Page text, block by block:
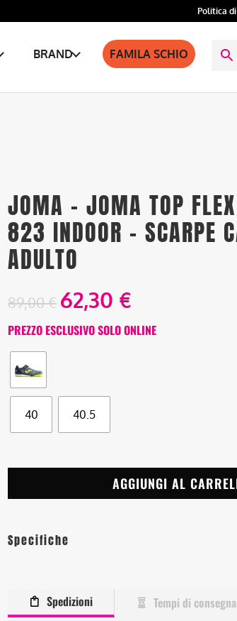
Politica
BRAND FAMILA SCHIO
JOMA – JOMA TOP
823 INDOOR – SCARPE
ADULTO
89,00€ 62,30 €
PREZZO ESCLUSIVO SOLO ONLINE
40 40.5
AGGIUNGI AL
Specifiche
Spedizioni
Tempi di consegna